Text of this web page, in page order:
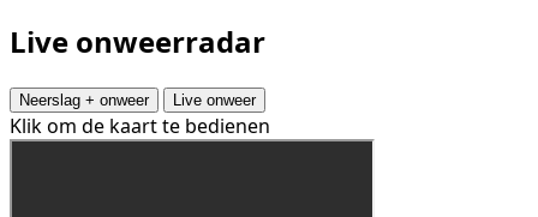
Live onweerradar
Neerslag + onweer Live onweer
Klik om de kaart te bedienen